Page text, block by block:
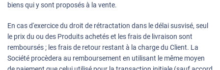
biens qui y sont proposés à la vente.
En cas d'exercice du droit de rétractation dans le délai susvisé, seul
le prix du ou des Produits achetés et les frais de livraison sont
remboursés ; les frais de retour restant à la charge du Client. La
Société procèdera au remboursement en utilisant le même moyen